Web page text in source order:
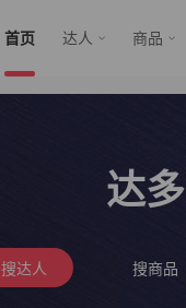
首页 达人 商品
达
搜达人 搜商品